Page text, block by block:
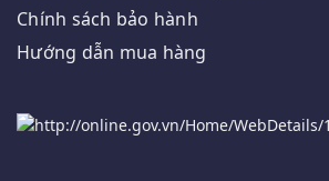
Chính sách bảo hành
Hướng dẫn mua hàng